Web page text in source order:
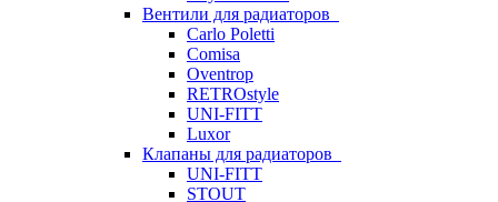
Вентили для радиаторов
Carlo Poletti
Comisa
Oventrop
RETROstyle
UNI-FITT
Luxor
Клапаны для радиаторов
UNI-FITT
STOUT